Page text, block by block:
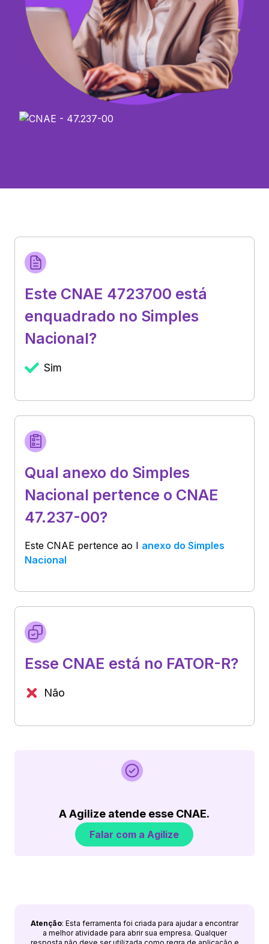
Este CNAE 4723700 está
enquadrado no Simples
Nacional?
Sim
Qual anexo do Simples
Nacional pertence o CNAE
47.237-00?
Este CNAE pertence ao I anexo do Simples
Nacional
Esse CNAE está no FATOR-R?
Não
A Agilize atende esse CNAE.
Falar com a Agilize
Atenção: Esta ferramenta foi criada para ajudar a encontrar
a melhor atividade para abrir sua empresa. Qualquer